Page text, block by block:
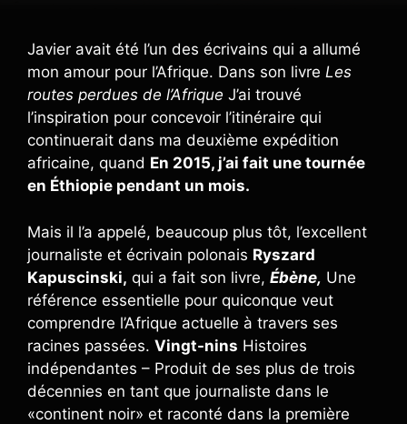
Javier avait été l’un des écrivains qui a allumé
mon amour pour l’Afrique. Dans son livre Les
routes perdues de l’Afrique J’ai trouvé
l’inspiration pour concevoir l’itinéraire qui
continuerait dans ma deuxième expédition
africaine, quand En 2015, j’ai fait une tournée
en Éthiopie pendant un mois.
Mais il l’a appelé, beaucoup plus tôt, l’excellent
journaliste et écrivain polonais Ryszard
Kapuscinski, qui a fait son livre, Ébène, Une
référence essentielle pour quiconque veut
comprendre l’Afrique actuelle à travers ses
racines passées. Vingt-nins Histoires
indépendantes – Produit de ses plus de trois
décennies en tant que journaliste dans le
«continent noir» et raconté dans la première